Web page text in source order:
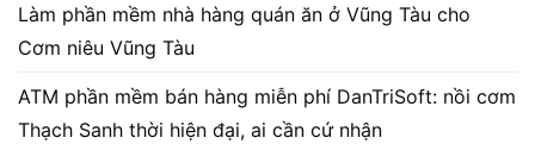
Làm phần mềm nhà hàng quán ăn ở Vũng Tàu cho
Cơm niêu Vũng Tàu
ATM phần mềm bán hàng miễn phí DanTriSoft: nồi cơm
Thạch Sanh thời hiện đại, ai cần cứ nhận